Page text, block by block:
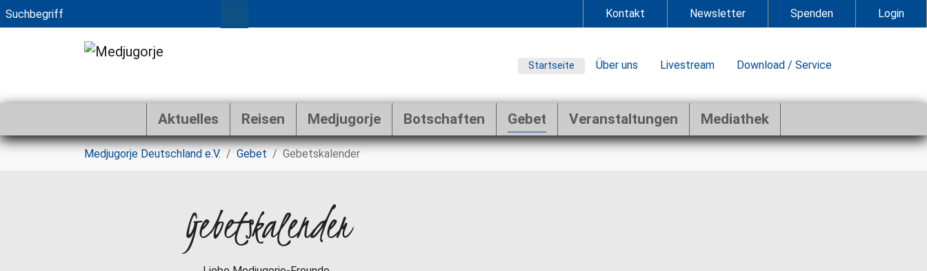
Zum Hauptinhalt springen
Kontakt Newsletter Spenden Login
Startseite Über uns Livestream Download / Service
Aktuelles Reisen Medjugorje Botschaften Gebet Veranstaltungen Mediathek
Sie sind hier:
Medjugorje Deutschland e.V. Gebet Gebetskalender
Gebetskalender